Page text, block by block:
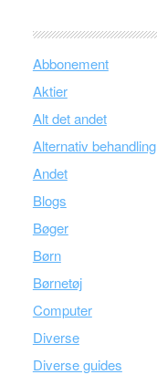
Abbonement
Aktier
Alt det andet
Alternativ behandling
Andet
Blogs
Bøger
Børn
Børnetøj
Computer
Diverse
Diverse guides